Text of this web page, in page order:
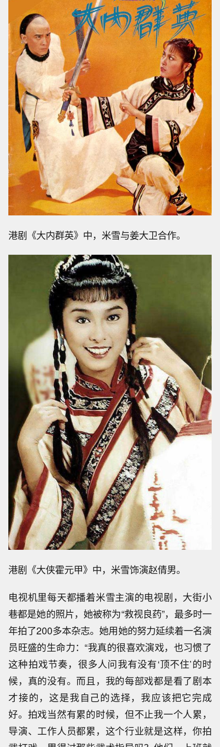
港剧《大内群英》中，米雪与姜大卫合作。
港剧《大侠霍元甲》中，米雪饰演赵倩男。
电视机里每天都播着米雪主演的电视剧，大街小
巷都是她的照片，她被称为“救视良药”，最多时一
年拍了200多本杂志。她用她的努力延续着一名演
员旺盛的生命力：“我真的很喜欢演戏，也习惯了
这种拍戏节奏，很多人问我有没有‘顶不住’的时
候，真的没有。而且，我的每部戏都是看了剧本
才接的，这是我自己的选择，我应该把它完成
好。拍戏当然有累的时候，但不止我一个人累，
导演、工作人员都累，这个行业就是这样，你拍